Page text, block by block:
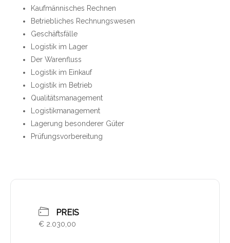
Kaufmännisches Rechnen
Betriebliches Rechnungswesen
Geschäftsfälle
Logistik im Lager
Der Warenfluss
Logistik im Einkauf
Logistik im Betrieb
Qualitätsmanagement
Logistikmanagement
Lagerung besonderer Güter
Prüfungsvorbereitung
PREIS
€ 2.030,00